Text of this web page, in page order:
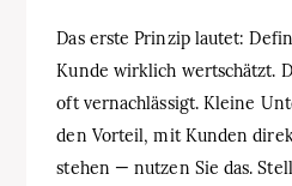
Das erste Prinzip lautet:
Kunde wirklich wertschätzt.
oft vernachlässigt. Kleine
den Vorteil, mit Kunden
stehen — nutzen Sie das.